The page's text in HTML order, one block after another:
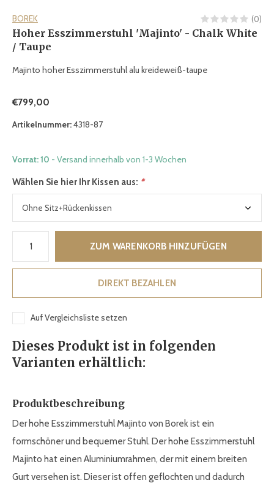
BOREK (0)
Hoher Esszimmerstuhl 'Majinto' - Chalk White
/ Taupe
Majinto hoher Esszimmerstuhl alu kreideweiß-taupe
€799,00
Artikelnummer:4318-87
Vorrat: 10 - Versand innerhalb von 1-3 Wochen
Wählen Sie hier Ihr Kissen aus: *
ZUM WARENKORB HINZUFÜGEN
DIREKT BEZAHLEN
Auf Vergleichsliste setzen
Dieses Produkt ist in folgenden
Varianten erhältlich:
Produktbeschreibung
Der hohe Esszimmerstuhl Majinto von Borek ist ein
formschöner und bequemer Stuhl. Der hohe Esszimmerstuhl
Majinto hat einen Aluminiumrahmen, der mit einem breiten
Gurt versehen ist. Dieser ist offen geflochten und dadurch